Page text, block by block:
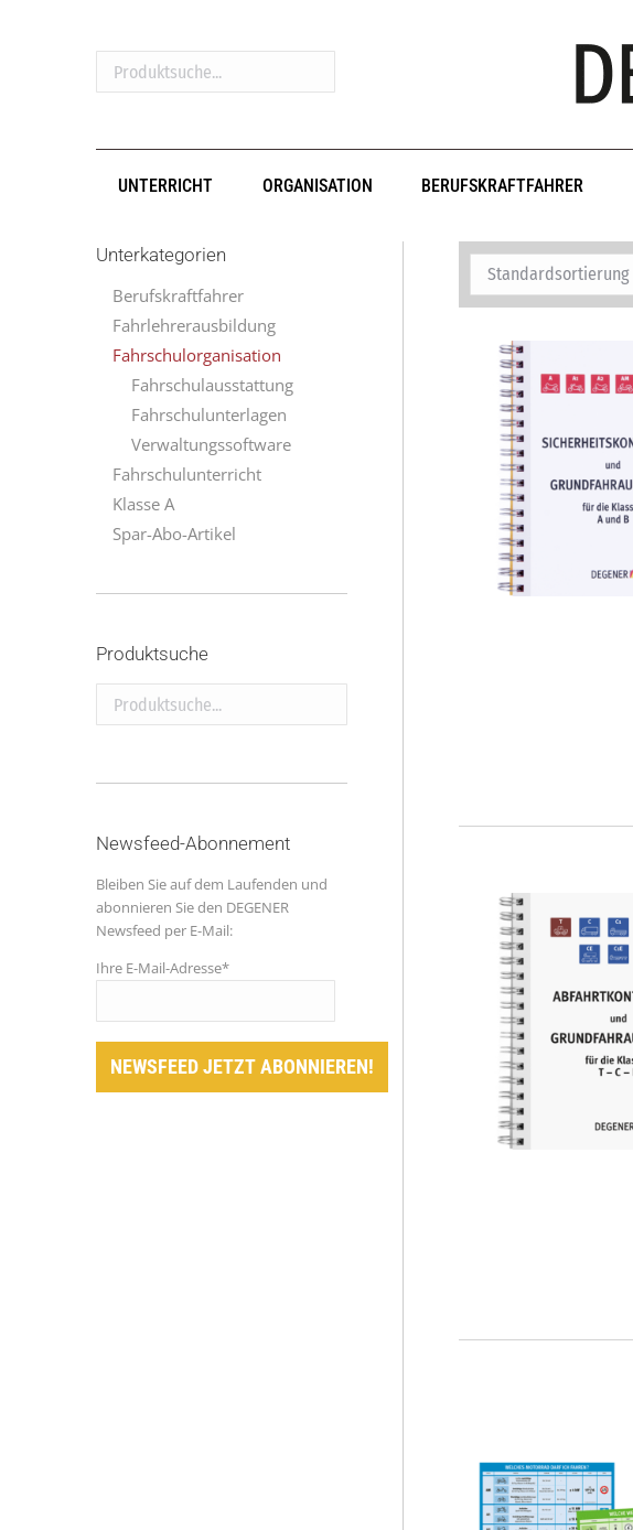
Produktsuche...
UNTERRICHT ORGANISATION BERUFSKRAFTFAHRER
Unterkategorien
Berufskraftfahrer
Fahrlehrerausbildung
Fahrschulorganisation
Fahrschulausstattung
Fahrschulunterlagen
Verwaltungssoftware
Fahrschulunterricht
Klasse A
Spar-Abo-Artikel
Produktsuche
Produktsuche...
Newsfeed-Abonnement
Bleiben Sie auf dem Laufenden und
abonnieren Sie den DEGENER
Newsfeed per E-Mail:
Ihre E-Mail-Adresse*